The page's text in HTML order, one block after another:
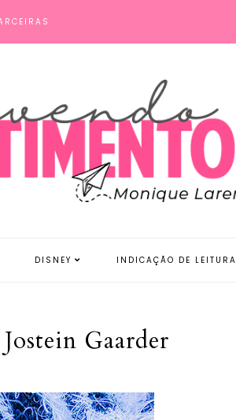
DISNEY INDICAÇÃO DE LEITURA
Gaarder